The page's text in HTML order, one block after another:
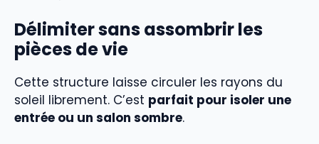
Délimiter sans assombrir les
pièces de vie
Cette structure laisse circuler les rayons du
soleil librement. C’est parfait pour isoler une
entrée ou un salon sombre.